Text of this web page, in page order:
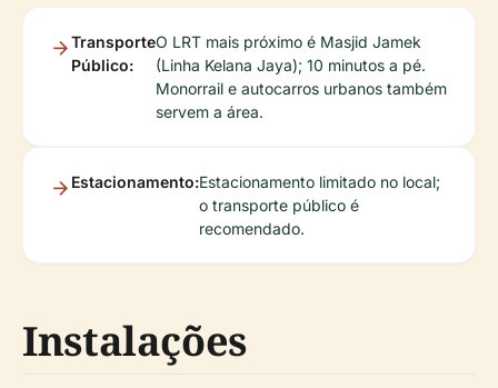
Transporte
Público:
O LRT mais próximo é Masjid Jamek
(Linha Kelana Jaya); 10 minutos a pé.
Monorrail e autocarros urbanos também
servem a área.
Estacionamento:Estacionamento limitado no local;
o transporte público é
recomendado.
Instalações